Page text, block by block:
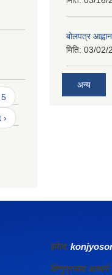
5
›
बोलपत्र
मिति: 03/02/
अन्य
इमेल:
विष्णुप्रसाद